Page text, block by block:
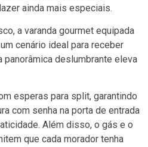
ainda mais especiais.
a varanda gourmet equipada
cenário ideal para receber
deslumbrante eleva
esperas para split, garantindo
com senha na porta de entrada
Além disso, o gás e o
que cada morador tenha